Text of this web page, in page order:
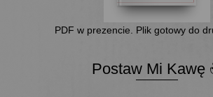
PDF w prezencie. Plik gotowy do
Postaw Mi Kawę